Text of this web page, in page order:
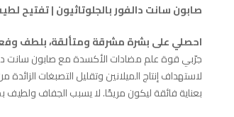
صابون سانت دالفور بالجلوتاثيون | تفتيح
احصلي على بشرة مشرقة ومتألقة، بلطف
جرّبي قوة علم مضادات الأكسدة مع صابون سانت
لاستهداف إنتاج الميلانين وتقليل التصبغات
بعناية فائقة ليكون مريحًا. لا يسبب الجفاف